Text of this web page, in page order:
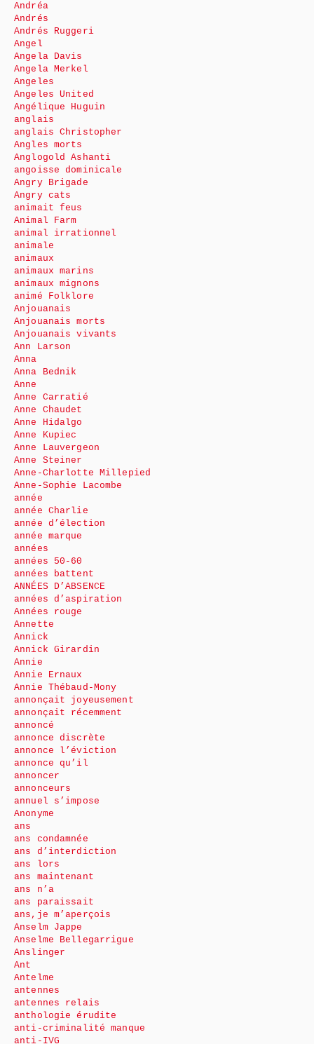
Andréa
Andrés
Andrés Ruggeri
Angel
Angela Davis
Angela Merkel
Angeles
Angeles United
Angélique Huguin
anglais
anglais Christopher
Angles morts
Anglogold Ashanti
angoisse dominicale
Angry Brigade
Angry cats
animait feus
Animal Farm
animal irrationnel
animale
animaux
animaux marins
animaux mignons
animé Folklore
Anjouanais
Anjouanais morts
Anjouanais vivants
Ann Larson
Anna
Anna Bednik
Anne
Anne Carratié
Anne Chaudet
Anne Hidalgo
Anne Kupiec
Anne Lauvergeon
Anne Steiner
Anne-Charlotte Millepied
Anne-Sophie Lacombe
année
année Charlie
année d’élection
année marque
années
années 50-60
années battent
ANNÉES D’ABSENCE
années d’aspiration
Années rouge
Annette
Annick
Annick Girardin
Annie
Annie Ernaux
Annie Thébaud-Mony
annonçait joyeusement
annonçait récemment
annoncé
annonce discrète
annonce l’éviction
annonce qu’il
annoncer
annonceurs
annuel s’impose
Anonyme
ans
ans condamnée
ans d’interdiction
ans lors
ans maintenant
ans n’a
ans paraissait
ans,je m’aperçois
Anselm Jappe
Anselme Bellegarrigue
Anslinger
Ant
Antelme
antennes
antennes relais
anthologie érudite
anti-criminalité manque
anti-IVG